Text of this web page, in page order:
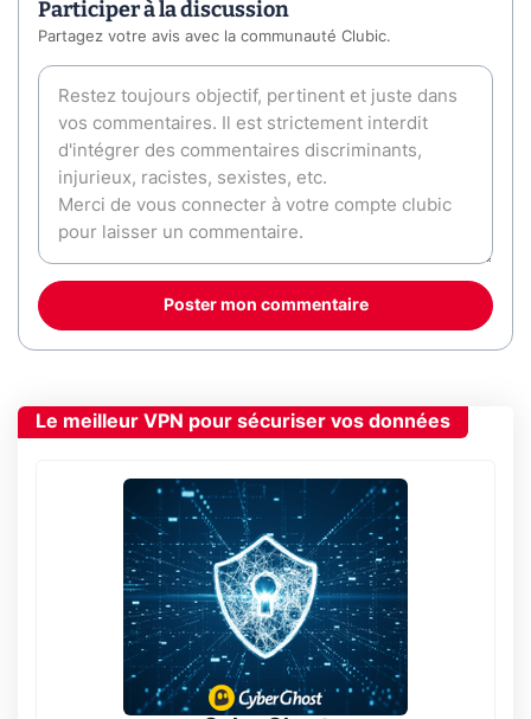
Participer à la discussion
Partagez votre avis avec la communauté Clubic.
Poster mon commentaire
Le meilleur VPN pour sécuriser vos données